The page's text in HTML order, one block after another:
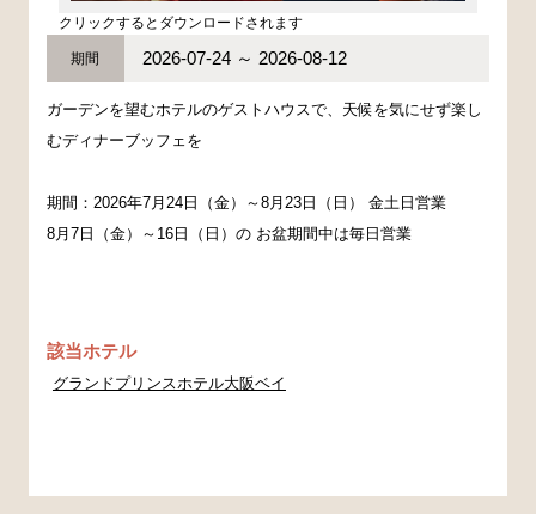
クリックするとダウンロードされます
期間 2026-07-24 ～ 2026-08-12
ガーデンを望むホテルのゲストハウスで、天候を気にせず楽し
むディナーブッフェを
期間：2026年7月24日（金）～8月23日（日） 金土日営業
8月7日（金）～16日（日）の お盆期間中は毎日営業
該当ホテル
グランドプリンスホテル大阪ベイ